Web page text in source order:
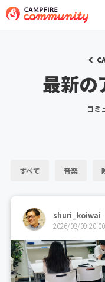
最新の
コミ
すべて 音楽
shuri_koiwai
2026/08/09 20:00